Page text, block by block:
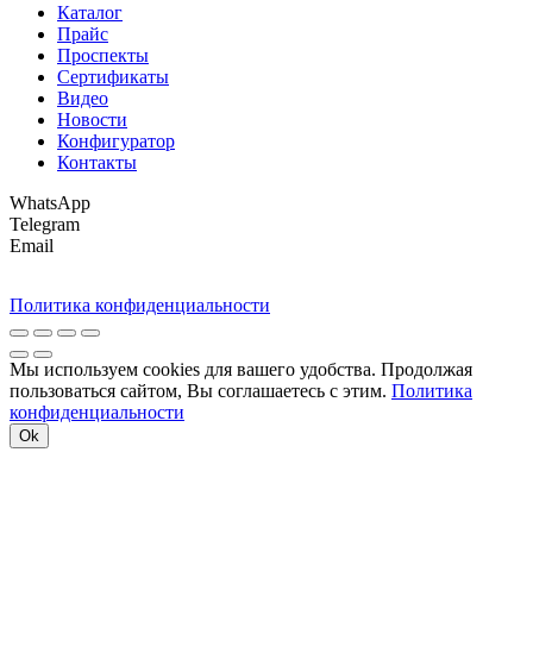
Каталог
Прайс
Проспекты
Сертификаты
Видео
Новости
Конфигуратор
Контакты
WhatsApp
Telegram
Email
Политика конфиденциальности
Мы используем cookies для вашего удобства. Продолжая
пользоваться сайтом, Вы соглашаетесь с этим. Политика
конфиденциальности
Ok